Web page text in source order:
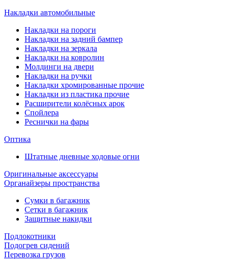
Накладки автомобильные
Накладки на пороги
Накладки на задний бампер
Накладки на зеркала
Накладки на ковролин
Молдинги на двери
Накладки на ручки
Накладки хромированные прочие
Накладки из пластика прочие
Расширители колёсных арок
Спойлера
Реснички на фары
Оптика
Штатные дневные ходовые огни
Оригинальные аксессуары
Органайзеры пространства
Сумки в багажник
Сетки в багажник
Защитные накидки
Подлокотники
Подогрев сидений
Перевозка грузов